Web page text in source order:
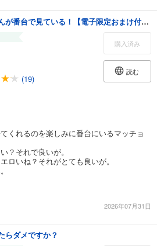
マッチョくんが番台で見ている！【電子限定おまけ付き】
(19)
購入済み
読む
くれるのを楽しみに番台にいるマッチョ
？それで良いが。
ロいね？それがとても良いが。
2026年07月31日
らダメですか？